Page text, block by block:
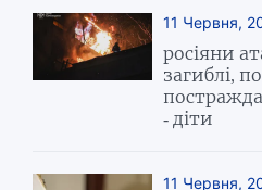
11 Червня,
росіяни
загиблі,
- діти
11 Червня,